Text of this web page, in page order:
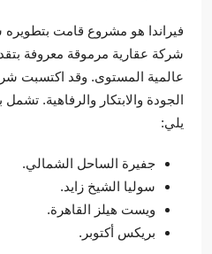
فيراندا هو مشروع قامت
شركة عقارية مرموقة معروفة
عالمية المستوى. وقد اكتسبت
الجودة والابتكار والرفاهية.
يلي:
جفيرة الساحل الشمالي.
سوليا الشيخ زايد.
ويست هيلز القاهرة.
بريكس أكتوبر.